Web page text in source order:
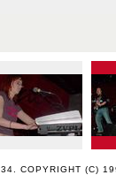
COPYRIGHT (C)